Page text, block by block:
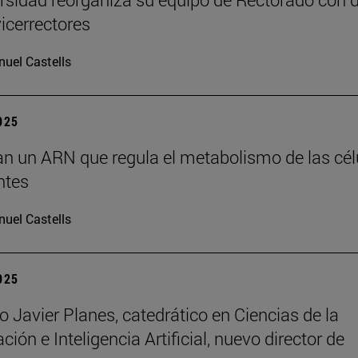
Castells
un ARN que regula el metabolismo de las
Castells
Javier Planes, catedrático en Ciencias de la
e Inteligencia Artificial, nuevo director de